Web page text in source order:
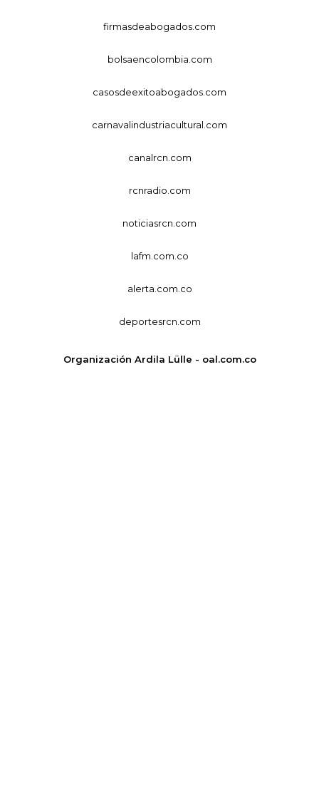
firmasdeabogados.com
bolsaencolombia.com
casosdeexitoabogados.com
carnavalindustriacultural.com
canalrcn.com
rcnradio.com
noticiasrcn.com
lafm.com.co
alerta.com.co
deportesrcn.com
Organización Ardila Lülle - oal.com.co